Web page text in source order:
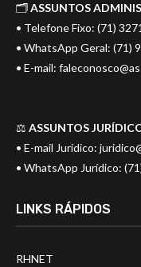
🗂️ASSUNTOS
• Telefone Fixo: (71)
• WhatsApp Geral: (71)
• E-mail:
⚖️ ASSUNTOS
• E-mail Jurídico:
• WhatsApp Jurídico:
LINKS RÁPIDOS
RHNET